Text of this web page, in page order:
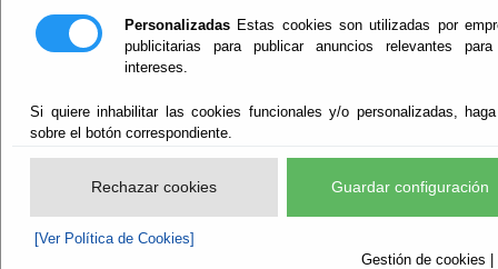
Personalizadas Estas cookies son utilizadas por
publicitarias para publicar anuncios relevantes
intereses.
Si quiere inhabilitar las cookies funcionales y/o personalizadas,
sobre el botón correspondiente.
Rechazar cookies Guardar configuración
[Ver Política de Cookies]
Gestión de cookies |
FONDOS EUROPEOS
DIPALME_
que se ha publicado: